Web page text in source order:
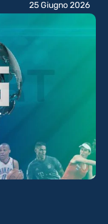
25 Giugno 2026